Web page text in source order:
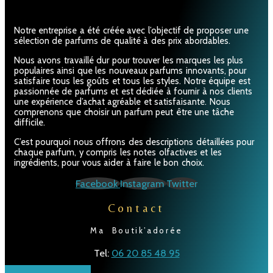
Notre entreprise a été créée avec l’objectif de proposer une
sélection de parfums de qualité à des prix abordables.
Nous avons travaillé dur pour trouver les marques les plus
populaires ainsi que les nouveaux parfums innovants, pour
satisfaire tous les goûts et tous les styles. Notre équipe est
passionnée de parfums et est dédiée à fournir à nos clients
une expérience d’achat agréable et satisfaisante. Nous
comprenons que choisir un parfum peut être une tâche
difficile.
C’est pourquoi nous offrons des descriptions détaillées pour
chaque parfum, y compris les notes olfactives et les
ingrédients, pour vous aider à faire le bon choix.
Facebook Instagram Twitter
Contact
Ma Boutik’adorée
Tel: 06 20 85 48 95